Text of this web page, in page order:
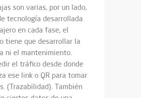
son varias, por un lado,
tecnología desarrollada
en cada fase, el
tiene que desarrollar la
ni el mantenimiento.
el tráfico desde donde
ese link o QR para tomar
(Trazabilidad). También